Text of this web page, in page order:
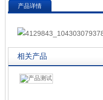
产品详情
相关产品